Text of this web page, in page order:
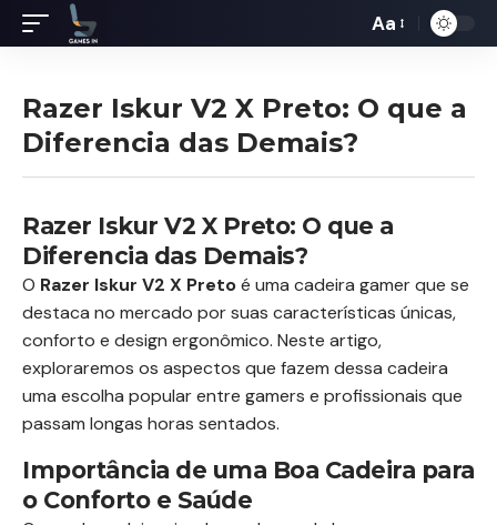
fontes
Aa
Razer Iskur V2 X Preto: O que a
Diferencia das Demais?
Razer Iskur V2 X Preto: O que a
Diferencia das Demais?
O Razer Iskur V2 X Pretoé uma cadeira gamer que se
destaca no mercado por suas características únicas,
conforto e design ergonômico. Neste artigo,
exploraremos os aspectos que fazem dessa cadeira
uma escolha popular entre gamers e profissionais que
passam longas horas sentados.
Importância de uma Boa Cadeira para
o Conforto e Saúde